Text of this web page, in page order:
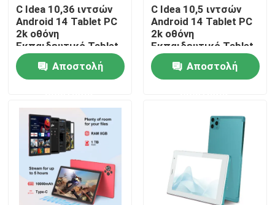
Αρχική Σελίδα
Προϊόντα
Βίντεο
Εμφάνιση VR
Σχετικά με εμάς
C Idea 10,36 ιντσών
Android 14 Tablet PC
2k οθόνη
Εκπαιδευτικό Tablet
για τους μαθητές
R1036 Αποστολή
C Idea 10,5 ιντσών
Android 14 Tablet PC
2k οθόνη
Εκπαιδευτικό Tablet
Για Σπουδαστές
CM10500 Plus
Αποστολή